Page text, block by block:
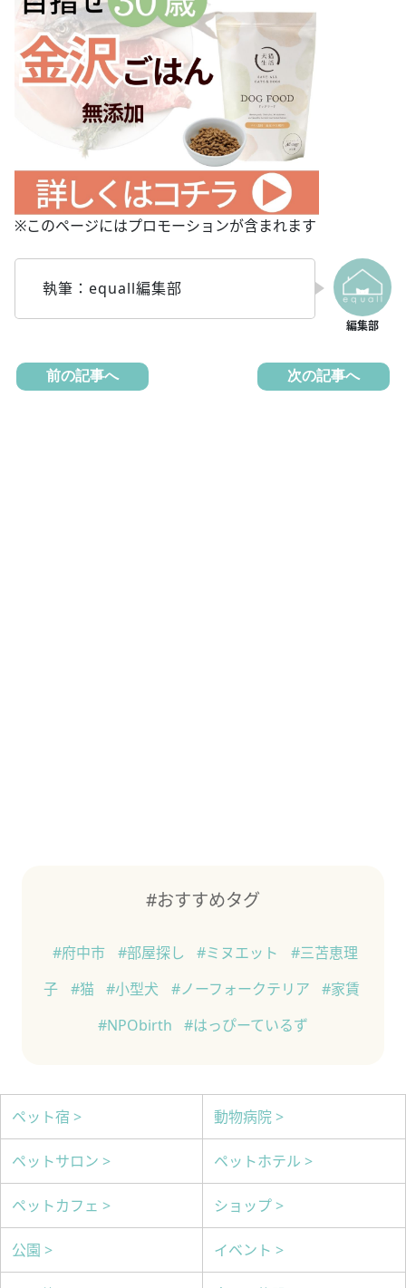
※このページにはプロモーションが含まれます
執筆：equall編集部
前の記事へ 次の記事へ
#おすすめタグ
#府中市 #部屋探し #ミヌエット
#三苫恵理
子
#猫 #小型犬 #ノーフォークテリア
#家賃
#NPObirth
#はっぴーているず
ペット宿 > 動物病院 >
ペットサロン > ペットホテル >
ペットカフェ > ショップ >
公園 > イベント >